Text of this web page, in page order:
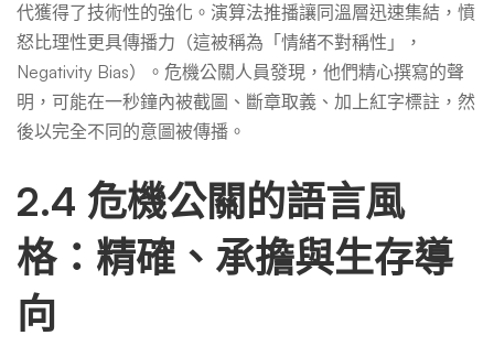
代獲得了技術性的強化。演算法推播讓同溫層迅速集結，憤
怒比理性更具傳播力（這被稱為「情緒不對稱性」，
Negativity Bias）。危機公關人員發現，他們精心撰寫的聲
明，可能在一秒鐘內被截圖、斷章取義、加上紅字標註，然
後以完全不同的意圖被傳播。
2.4 危機公關的語言風
格：精確、承擔與生存導
向